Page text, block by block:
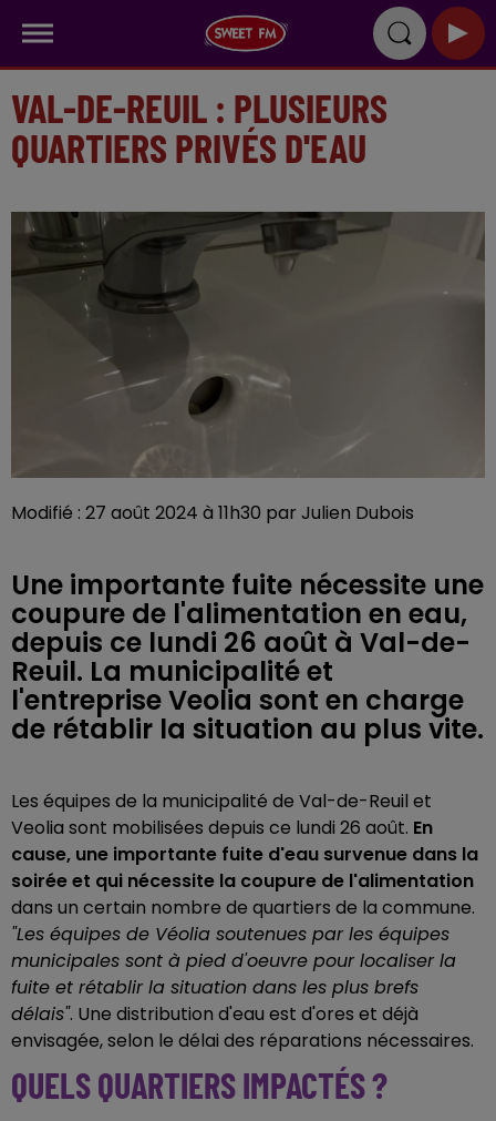
VAL-DE-REUIL : PLUSIEURS
QUARTIERS PRIVÉS D'EAU
Modifié : 27 août 2024 à 11h30 par Julien Dubois
Une importante fuite nécessite une
coupure de l'alimentation en eau,
depuis ce lundi 26 août à Val-de-
Reuil. La municipalité et
l'entreprise Veolia sont en charge
de rétablir la situation au plus vite.
Les équipes de la municipalité de Val-de-Reuil et
Veolia sont mobilisées depuis ce lundi 26 août. En
cause, une importante fuite d'eau survenue dans la
soirée et qui nécessite la coupure de l'alimentation
dans un certain nombre de quartiers de la commune.
"Les équipes de Véolia soutenues par les équipes
municipales sont à pied d'oeuvre pour localiser la
fuite et rétablir la situation dans les plus brefs
délais". Une distribution d'eau est d'ores et déjà
envisagée, selon le délai des réparations nécessaires.
QUELS QUARTIERS IMPACTÉS ?